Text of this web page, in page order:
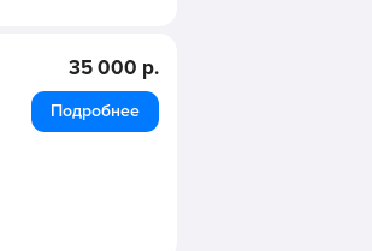
35 000 р.
Подробнее